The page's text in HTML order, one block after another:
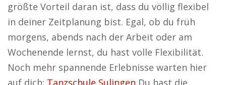
größte Vorteil daran ist, dass du völlig flexibel
in deiner Zeitplanung bist. Egal, ob du früh
morgens, abends nach der Arbeit oder am
Wochenende lernst, du hast volle Flexibilität.
Noch mehr spannende Erlebnisse warten hier
auf dich: Tanzschule Sulingen Du hast die